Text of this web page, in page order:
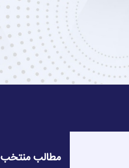
مطالب منتخب